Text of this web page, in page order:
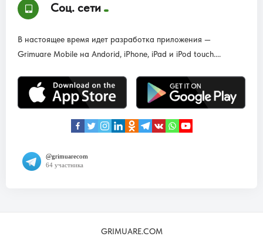
Соц. сети
В настоящее время идет разработка приложения —
Grimuare Mobile на Andorid, iPhone, iPad и iPod touch....
GRIMUARE.COM